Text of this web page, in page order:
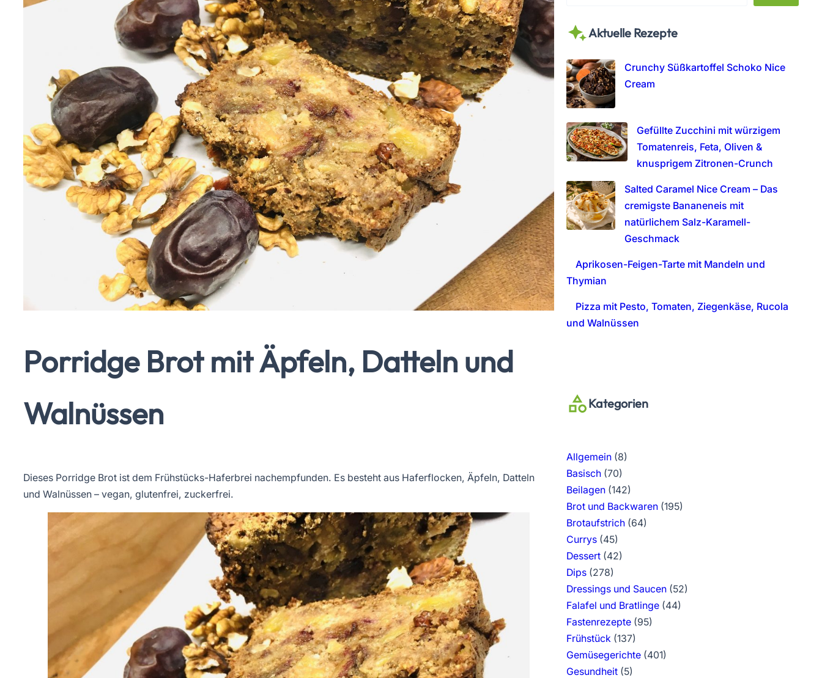
Porridge Brot mit Äpfeln, Datteln und
Walnüssen
Dieses Porridge Brot ist dem Frühstücks-Haferbrei nachempfunden. Es besteht aus Haferflocken, Äpfeln, Datteln
und Walnüssen – vegan, glutenfrei, zuckerfrei.
r
h
Aktuelle Rezepte
Crunchy Süßkartoffel Schoko Nice
Cream
Gefüllte Zucchini mit würzigem
Tomatenreis, Feta, Oliven &
knusprigem Zitronen-Crunch
Salted Caramel Nice Cream – Das
cremigste Bananeneis mit
natürlichem Salz-Karamell-
Geschmack
Aprikosen-Feigen-Tarte mit Mandeln und
Thymian
Pizza mit Pesto, Tomaten, Ziegenkäse, Rucola
und Walnüssen
Kategorien
Allgemein(8)
Basisch(70)
Beilagen(142)
Brot und Backwaren(195)
Brotaufstrich(64)
Currys(45)
Dessert(42)
Dips(278)
Dressings und Saucen(52)
Falafel und Bratlinge(44)
Fastenrezepte(95)
Frühstück (137)
Gemüsegerichte(401)
Gesundheit(5)